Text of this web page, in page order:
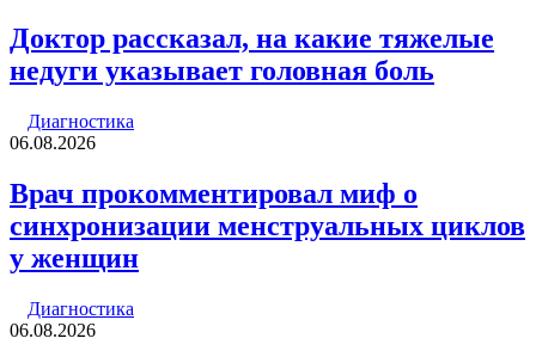
Доктор рассказал, на какие тяжелые
недуги указывает головная боль
Диагностика
06.08.2026
Врач прокомментировал миф о
синхронизации менструальных циклов
у женщин
Диагностика
06.08.2026